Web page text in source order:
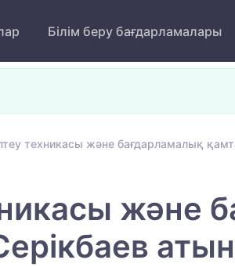
Білім беру бағдарламалары
техникасы және бағдарламалық
және